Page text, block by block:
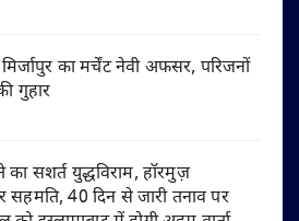
का मर्चेंट नेवी अफसर, परिजनों
गुहार
सशर्त युद्धविराम, हॉरमुज़
40 दिन से जारी तनाव पर